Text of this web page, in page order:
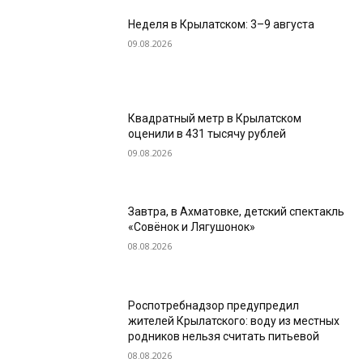
Неделя в Крылатском: 3–9 августа
09.08.2026
Квадратный метр в Крылатском
оценили в 431 тысячу рублей
09.08.2026
Завтра, в Ахматовке, детский спектакль
«Совёнок и Лягушонок»
08.08.2026
Роспотребнадзор предупредил
жителей Крылатского: воду из местных
родников нельзя считать питьевой
08.08.2026